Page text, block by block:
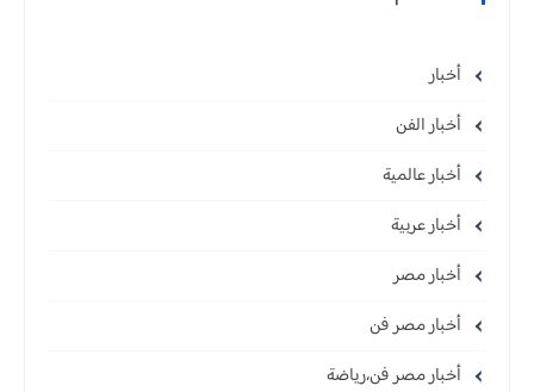
أخبار
أخبار الفن
أخبار عالمية
أخبار عربية
أخبار مصر
أخبار مصر فن
أخبار مصر فن،رياضة